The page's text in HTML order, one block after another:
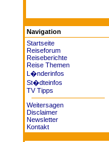
Navigation
Startseite
Reiseforum
Reiseberichte
Reise Themen
L�nderinfos
St�dteinfos
TV Tipps
Weitersagen
Disclaimer
Newsletter
Kontakt